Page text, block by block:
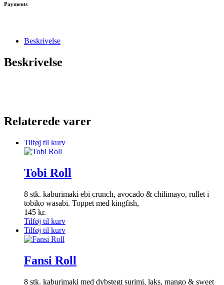
Payments
Beskrivelse
Beskrivelse
Relaterede varer
Tilføj til kurv
Tobi Roll
8 stk. kaburimaki ebi crunch, avocado & chilimayo, rullet i
tobiko wasabi. Toppet med kingfish,
145 kr.
Tilføj til kurv
Tilføj til kurv
Fansi Roll
8 stk. kaburimaki med dybstegt surimi, laks, mango & sweet